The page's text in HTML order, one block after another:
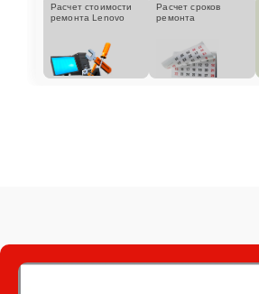
Расчет стоимости
ремонта Lenovo
Расчет сроков
ремонта